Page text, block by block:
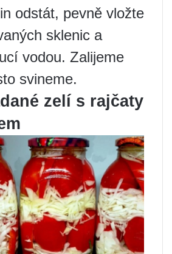
odstát, pevně vložte
sklenic a
vodou. Zalijeme
svineme.
zelí s rajčaty